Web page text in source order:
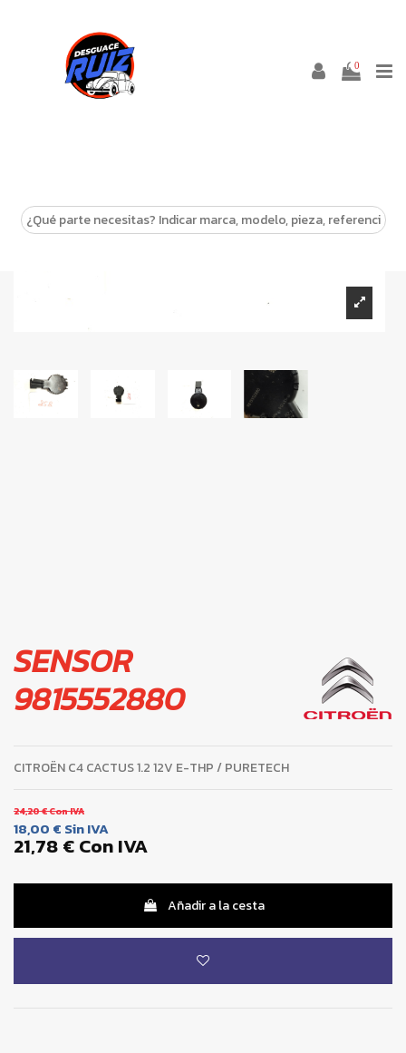
0
SENSOR
9815552880
CITROËN C4 CACTUS 1.2 12V E-THP / PURETECH
24,20 €Con IVA
18,00 € Sin IVA
21,78 €Con IVA
Añadir a la cesta